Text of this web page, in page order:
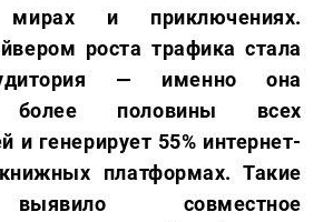
мирах и приключениях.
роста трафика стала
— именно она
более половины всех
и генерирует 55% интернет-
платформах. Такие
совместное